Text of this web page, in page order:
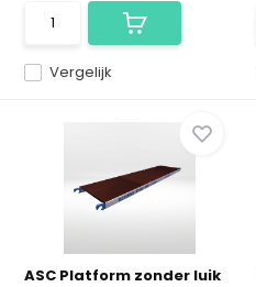
Vergelijk
ASC Platform zonder luik